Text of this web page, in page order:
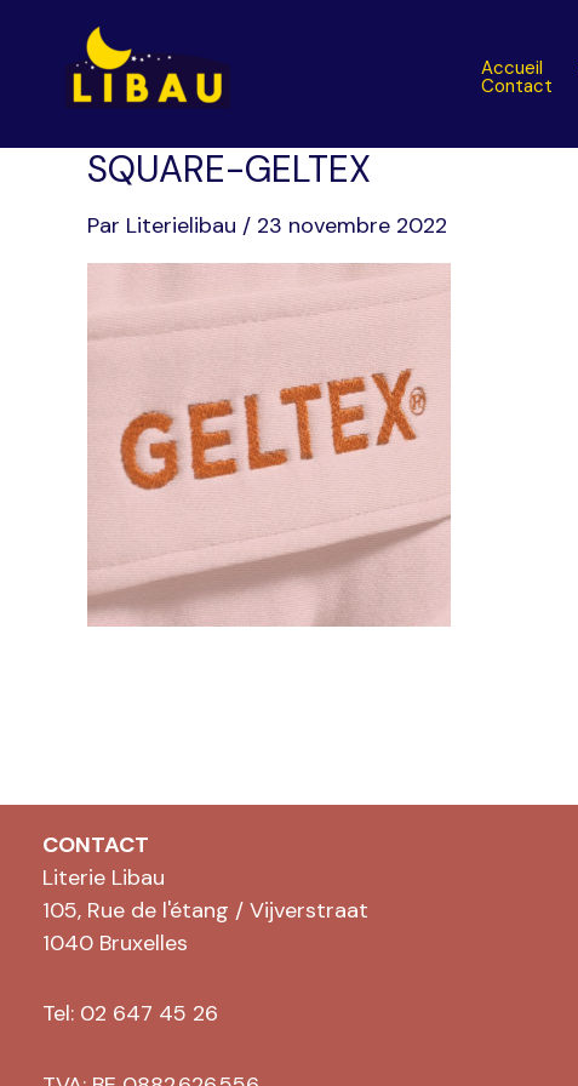
contenu
Accueil
Contact
SQUARE-GELTEX
Par Literielibau / 23 novembre 2022
CONTACT
Literie Libau
105, Rue de l'étang / Vijverstraat
1040 Bruxelles
Tel: 02 647 45 26